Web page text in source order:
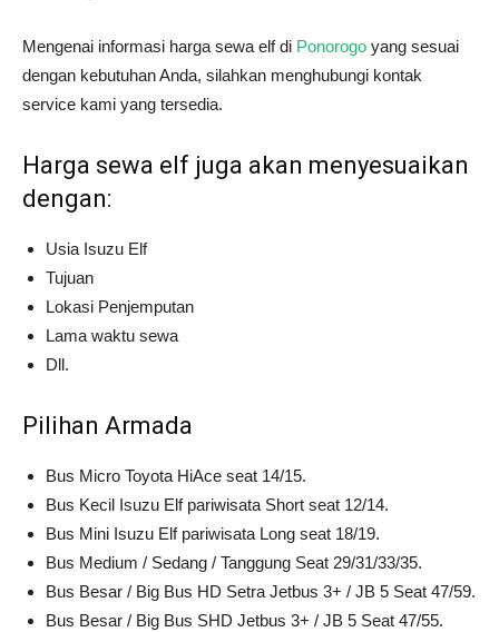
Mengenai informasi harga sewa elf di Ponorogo yang sesuai
dengan kebutuhan Anda, silahkan menghubungi kontak
service kami yang tersedia.
Harga sewa elf juga akan menyesuaikan
dengan:
Usia Isuzu Elf
Tujuan
Lokasi Penjemputan
Lama waktu sewa
Dll.
Pilihan Armada
Bus Micro Toyota HiAce seat 14/15.
Bus Kecil Isuzu Elf pariwisata Short seat 12/14.
Bus Mini Isuzu Elf pariwisata Long seat 18/19.
Bus Medium / Sedang / Tanggung Seat 29/31/33/35.
Bus Besar / Big Bus HD Setra Jetbus 3+ / JB 5 Seat 47/59.
Bus Besar / Big Bus SHD Jetbus 3+ / JB 5 Seat 47/55.